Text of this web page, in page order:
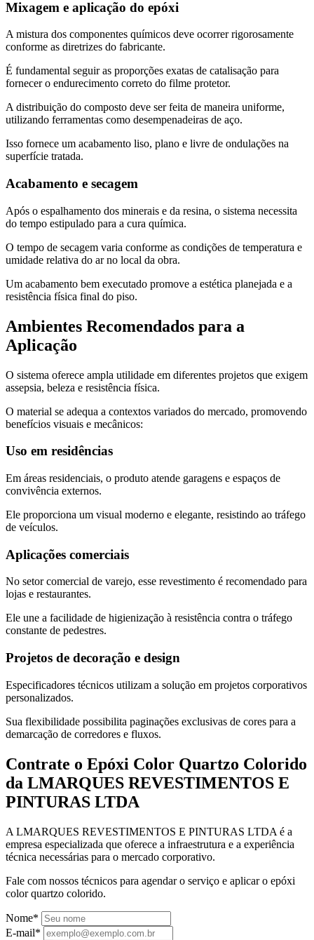
Mixagem e aplicação do epóxi
A mistura dos componentes químicos deve ocorrer rigorosamente
conforme as diretrizes do fabricante.
É fundamental seguir as proporções exatas de catalisação para
fornecer o endurecimento correto do filme protetor.
A distribuição do composto deve ser feita de maneira uniforme,
utilizando ferramentas como desempenadeiras de aço.
Isso fornece um acabamento liso, plano e livre de ondulações na
superfície tratada.
Acabamento e secagem
Após o espalhamento dos minerais e da resina, o sistema necessita
do tempo estipulado para a cura química.
O tempo de secagem varia conforme as condições de temperatura e
umidade relativa do ar no local da obra.
Um acabamento bem executado promove a estética planejada e a
resistência física final do piso.
Ambientes Recomendados para a
Aplicação
O sistema oferece ampla utilidade em diferentes projetos que exigem
assepsia, beleza e resistência física.
O material se adequa a contextos variados do mercado, promovendo
benefícios visuais e mecânicos:
Uso em residências
Em áreas residenciais, o produto atende garagens e espaços de
convivência externos.
Ele proporciona um visual moderno e elegante, resistindo ao tráfego
de veículos.
Aplicações comerciais
No setor comercial de varejo, esse revestimento é recomendado para
lojas e restaurantes.
Ele une a facilidade de higienização à resistência contra o tráfego
constante de pedestres.
Projetos de decoração e design
Especificadores técnicos utilizam a solução em projetos corporativos
personalizados.
Sua flexibilidade possibilita paginações exclusivas de cores para a
demarcação de corredores e fluxos.
Contrate o Epóxi Color Quartzo Colorido
da LMARQUES REVESTIMENTOS E
PINTURAS LTDA
A LMARQUES REVESTIMENTOS E PINTURAS LTDA é a
empresa especializada que oferece a infraestrutura e a experiência
técnica necessárias para o mercado corporativo.
Fale com nossos técnicos para agendar o serviço e aplicar o epóxi
color quartzo colorido.
Nome*
E-mail*